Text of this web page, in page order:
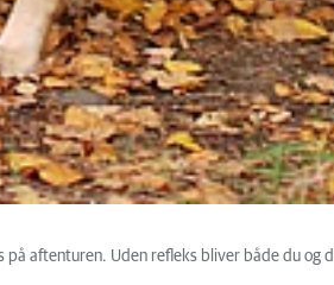
aftenturen. Uden refleks bliver både du